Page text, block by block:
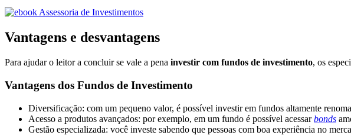
Vantagens e desvantagens
Para ajudar o leitor a concluir se vale a pena investir com fundos de investimento, os
Vantagens dos Fundos de Investimento
Diversificação: com um pequeno valor, é possível investir em fundos altamente
Acesso a produtos avançados: por exemplo, em um fundo é possível acessarbonds
Gestão especializada: você investe sabendo que pessoas com boa experiência no